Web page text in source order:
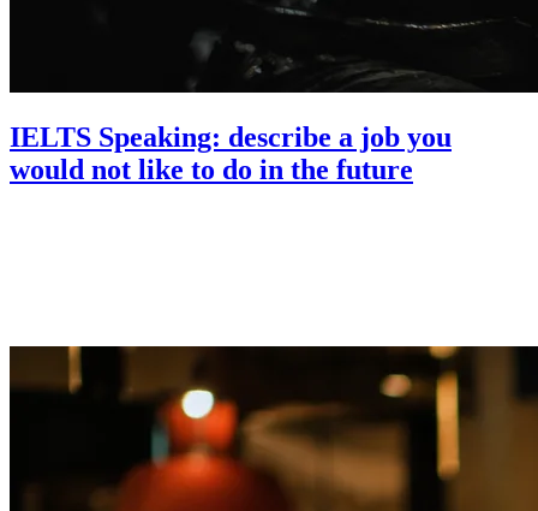
IELTS Speaking: describe a job you
would not like to do in the future